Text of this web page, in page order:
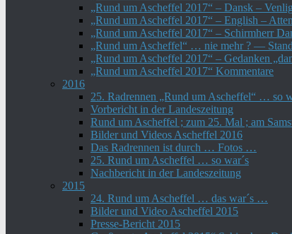
„Rund um Ascheffel 2017“ – Dansk –
„Rund um Ascheffel 2017“ – English –
„Rund um Ascheffel 2017“ – Schirmherr
„Rund um Ascheffel“ … nie mehr ? —
„Rund um Ascheffel 2017“ – Gedanken
„Rund um Ascheffel 2017“ Kommentare
2016
25. Radrennen „Rund um Ascheffel“ … so
Vorbericht in der Landeszeitung
Rund um Ascheffel ; zum 25. Mal ; am
Bilder und Videos Ascheffel 2016
Das Radrennen ist durch … Fotos …
25. Rund um Ascheffel … so war´s
Nachbericht in der Landeszeitung
2015
24. Rund um Ascheffel … das war´s …
Bilder und Video Ascheffel 2015
Presse-Bericht 2015